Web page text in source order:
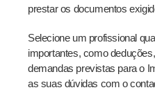
prestar os documentos
Selecione um profissional
importantes, como
demandas previstas para o
as suas dúvidas com o